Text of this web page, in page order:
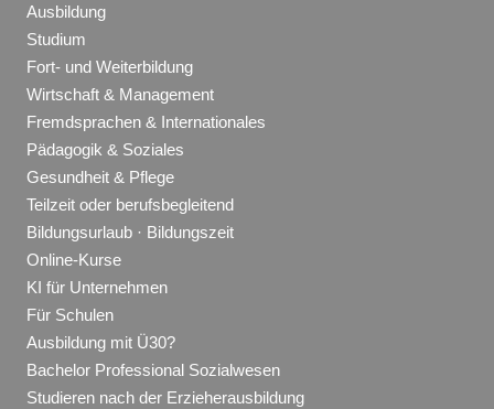
Ausbildung
Studium
Fort- und Weiterbildung
Wirtschaft & Management
Fremdsprachen & Internationales
Pädagogik & Soziales
Gesundheit & Pflege
Teilzeit oder berufsbegleitend
Bildungsurlaub · Bildungszeit
Online-Kurse
KI für Unternehmen
Für Schulen
Ausbildung mit Ü30?
Bachelor Professional Sozialwesen
Studieren nach der Erzieherausbildung